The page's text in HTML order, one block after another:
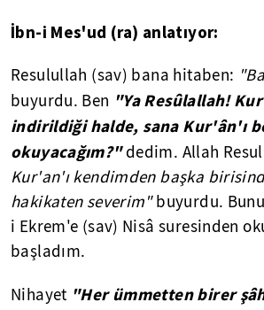
İbn-i Mes'ud (ra) anlatıyor:
Resulullah (sav) bana hitaben:
buyurdu. Ben "Ya Resûlallah!
indirildiği halde, sana Kur'ân'ı
okuyacağım?" dedim. Allah
Kur'an'ı kendimden başka
hakikaten severim"buyurdu.
i Ekrem'e (sav) Nisâ suresinden
başladım.
Nihayet "Her ümmetten birer